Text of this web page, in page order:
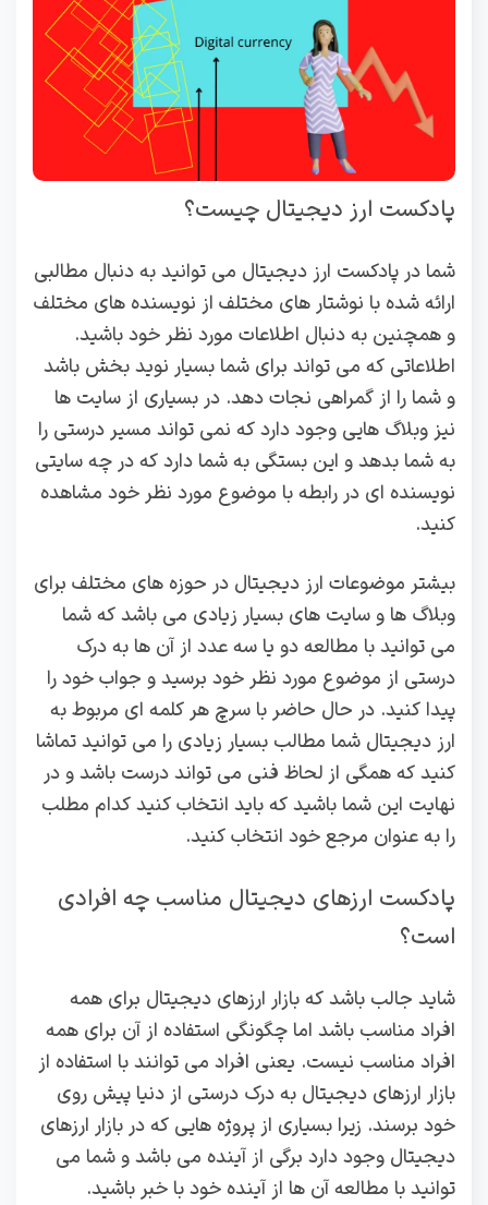
پادکست ارز دیجیتال چیست؟
شما در پادکست ارز دیجیتال می توانید به دنبال مطالبی
ارائه شده با نوشتار های مختلف از نویسنده های مختلف
و همچنین به دنبال اطلاعات مورد نظر خود باشید.
اطلاعاتی که می تواند برای شما بسیار نوید بخش باشد
و شما را از گمراهی نجات دهد. در بسیاری از سایت ها
نیز وبلاگ‌ هایی وجود دارد که نمی تواند مسیر درستی را
به شما بدهد و این بستگی به شما دارد که در چه سایتی
نویسنده ای در رابطه با موضوع مورد نظر خود مشاهده
کنید.
بیشتر موضوعات ارز دیجیتال در حوزه های مختلف برای
وبلاگ ها و سایت های بسیار زیادی می باشد که شما
می توانید با مطالعه دو یا سه عدد از آن ها به درک
درستی از موضوع مورد نظر خود برسید و جواب خود را
پیدا کنید. در حال حاضر با سرچ هر کلمه ای مربوط به
ارز دیجیتال شما مطالب بسیار زیادی را می توانید تماشا
کنید که همگی از لحاظ فنی می تواند درست باشد و در
نهایت این شما باشید که باید انتخاب کنید کدام مطلب
را به عنوان مرجع خود انتخاب کنید.
پادکست ارزهای دیجیتال مناسب چه افرادی
است؟
شاید جالب باشد که بازار ارزهای دیجیتال برای همه
افراد مناسب باشد اما چگونگی استفاده از آن برای همه
افراد مناسب نیست. یعنی افراد می توانند با استفاده از
بازار ارزهای دیجیتال به درک درستی از دنیا پیش روی
خود برسند. زیرا بسیاری از پروژه‌ هایی که در بازار ارزهای
دیجیتال وجود دارد برگی از آینده می باشد و شما می
توانید با مطالعه آن ها از آینده خود با خبر باشید.